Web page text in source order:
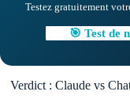
Testez gratuitement
🎯 Test de
Verdict : Claude vs